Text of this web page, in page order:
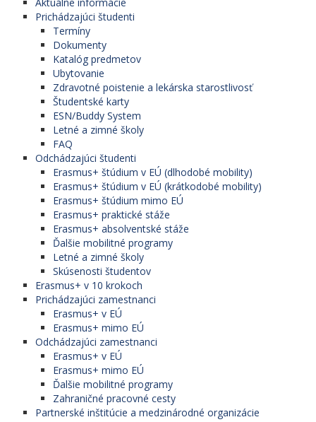
Prichádzajúci študenti
Termíny
Dokumenty
Katalóg predmetov
Ubytovanie
Zdravotné poistenie a lekárska starostlivosť
Študentské karty
ESN/Buddy System
Letné a zimné školy
FAQ
Odchádzajúci študenti
Erasmus+ štúdium v EÚ (dlhodobé mobility)
Erasmus+ štúdium v EÚ (krátkodobé mobility)
Erasmus+ štúdium mimo EÚ
Erasmus+ praktické stáže
Erasmus+ absolventské stáže
Ďalšie mobilitné programy
Letné a zimné školy
Skúsenosti študentov
Erasmus+ v 10 krokoch
Prichádzajúci zamestnanci
Erasmus+ v EÚ
Erasmus+ mimo EÚ
Odchádzajúci zamestnanci
Erasmus+ v EÚ
Erasmus+ mimo EÚ
Ďalšie mobilitné programy
Zahraničné pracovné cesty
Partnerské inštitúcie a medzinárodné organizácie